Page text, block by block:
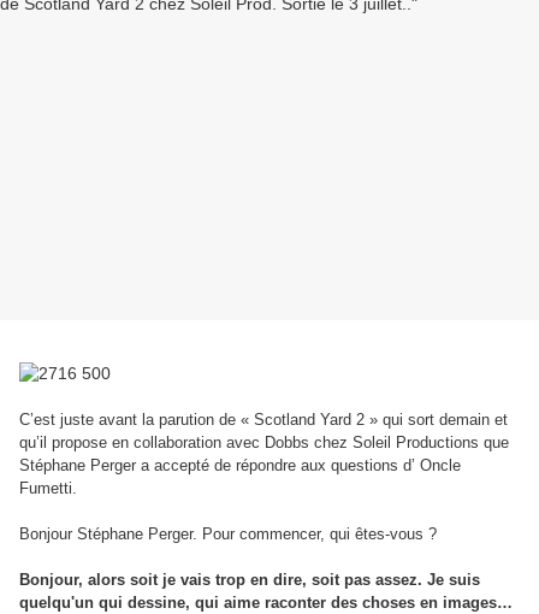
C’est juste avant la parution de « Scotland Yard 2 » qui sort demain et
qu’il propose en collaboration avec Dobbs chez Soleil Productions que
Stéphane Perger a accepté de répondre aux questions d’ Oncle
Fumetti.
Bonjour Stéphane Perger. Pour commencer, qui êtes-vous ?
Bonjour, alors soit je vais trop en dire, soit pas assez. Je suis
quelqu'un qui dessine, qui aime raconter des choses en images…